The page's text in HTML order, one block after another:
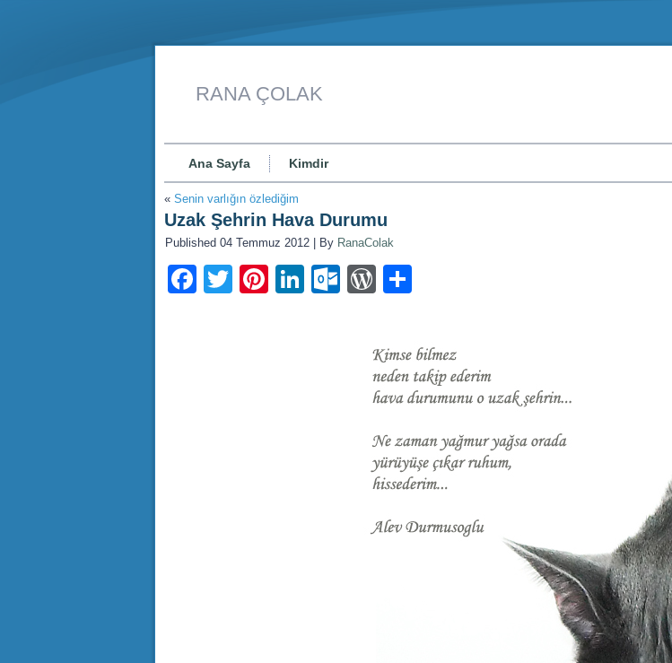
RANA ÇOLAK
Ana Sayfa Kimdir
« Senin varlığın özlediğim
Uzak Şehrin Hava Durumu
Published 04 Temmuz 2012 By RanaColak
Facebook
TwitterPinterest
LinkedIn
Outlook.com
WordPress